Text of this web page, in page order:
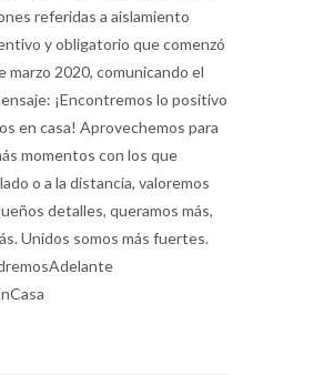
referidas a aislamiento
y obligatorio que comenzó
marzo 2020, comunicando el
¡Encontremos lo positivo
en casa! Aprovechemos para
momentos con los que
o a la distancia, valoremos
detalles, queramos más,
Unidos somos más fuertes.